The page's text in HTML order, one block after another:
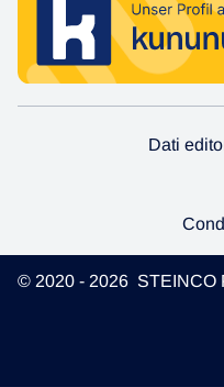
Dati
© 2020 - 2026 STEINCO